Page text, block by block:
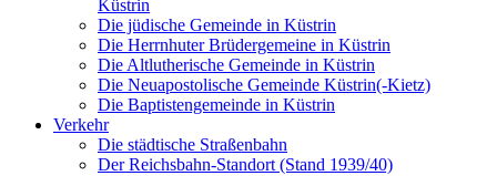
Küstrin
Die jüdische Gemeinde in Küstrin
Die Herrnhuter Brüdergemeine in Küstrin
Die Altlutherische Gemeinde in Küstrin
Die Neuapostolische Gemeinde Küstrin(-Kietz)
Die Baptistengemeinde in Küstrin
Verkehr
Die städtische Straßenbahn
Der Reichsbahn-Standort (Stand 1939/40)